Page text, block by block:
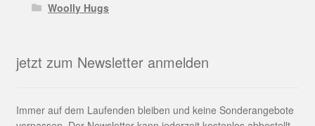
Woolly Hugs
jetzt zum Newsletter anmelden
Immer auf dem Laufenden bleiben und keine Sonderangebote